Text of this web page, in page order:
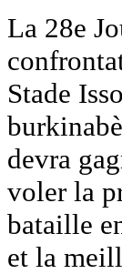
La 28e
Stade
devra
voler la
bataille
et la